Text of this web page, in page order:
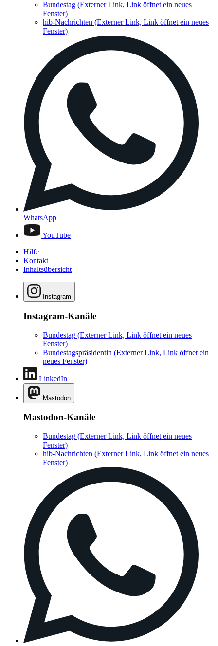
Bundestag (Externer Link, Link öffnet ein neues
Fenster)
hib-Nachrichten (Externer Link, Link öffnet ein neues
Fenster)
WhatsApp
YouTube
Hilfe
Kontakt
Inhaltsübersicht
Instagram
Instagram-Kanäle
Bundestag (Externer Link, Link öffnet ein neues
Fenster)
Bundestagspräsidentin (Externer Link, Link öffnet ein
neues Fenster)
LinkedIn
Mastodon
Mastodon-Kanäle
Bundestag (Externer Link, Link öffnet ein neues
Fenster)
hib-Nachrichten (Externer Link, Link öffnet ein neues
Fenster)